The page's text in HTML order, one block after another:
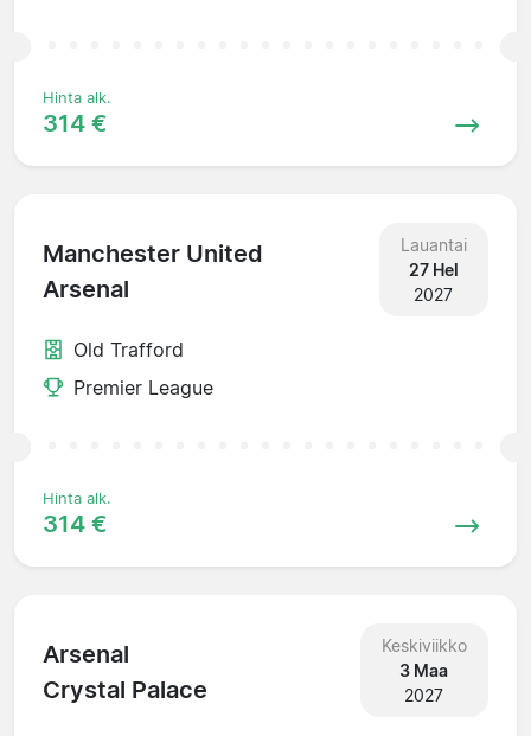
Hinta alk.
314 €
Manchester United
Arsenal
Lauantai
27 Hel
2027
Old Trafford
Premier League
Hinta alk.
314 €
Arsenal
Crystal Palace
Keskiviikko
3 Maa
2027